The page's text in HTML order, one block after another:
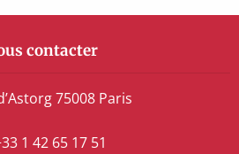
contacter
75008 Paris
1 42 65 17 51